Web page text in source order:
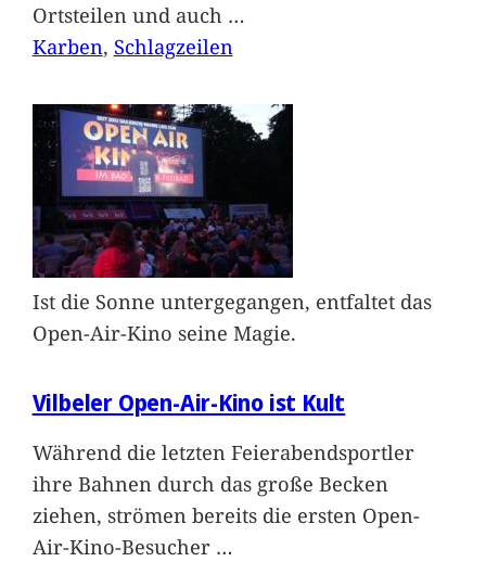
Ortsteilen und auch …
Karben, Schlagzeilen
Ist die Sonne untergegangen, entfaltet das
Open-Air-Kino seine Magie.
Vilbeler Open-Air-Kino ist Kult
Während die letzten Feierabendsportler
ihre Bahnen durch das große Becken
ziehen, strömen bereits die ersten Open-
Air-Kino-Besucher …